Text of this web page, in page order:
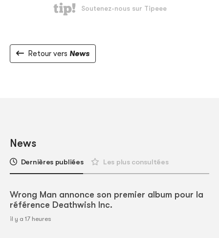
Retour vers News
News
Dernières publiées Les plus consultées
Wrong Man annonce son premier album pour la
référence Deathwish Inc.
il y a 17 heures